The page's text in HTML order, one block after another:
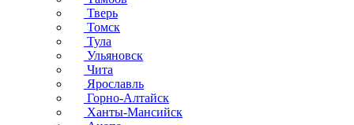
Тверь
Томск
Тула
Ульяновск
Чита
Ярославль
Горно-Алтайск
Ханты-Мансийск